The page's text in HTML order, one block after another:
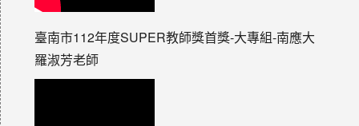
臺南市112年度SUPER教師獎首獎-大專組-南應大
羅淑芳老師